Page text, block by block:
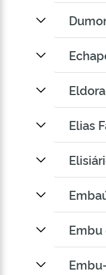
Elias
Embu